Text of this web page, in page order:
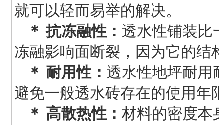
就可以轻而易举的解决。
＊ 抗冻融性： 透水性铺装比
冻融影响面断裂，因为它的
＊ 耐用性： 透水性地坪耐用
避免一般透水砖存在的使用
＊ 高散热性： 材料的密度本